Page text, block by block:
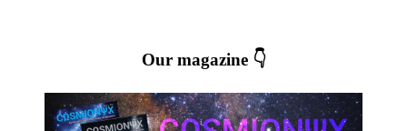
Our magazine 👇